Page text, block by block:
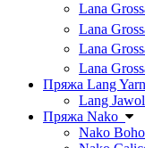
Lana
Lana
Lana
Lana
Пряжа Lang
Lang
Пряжа Nako
Nako